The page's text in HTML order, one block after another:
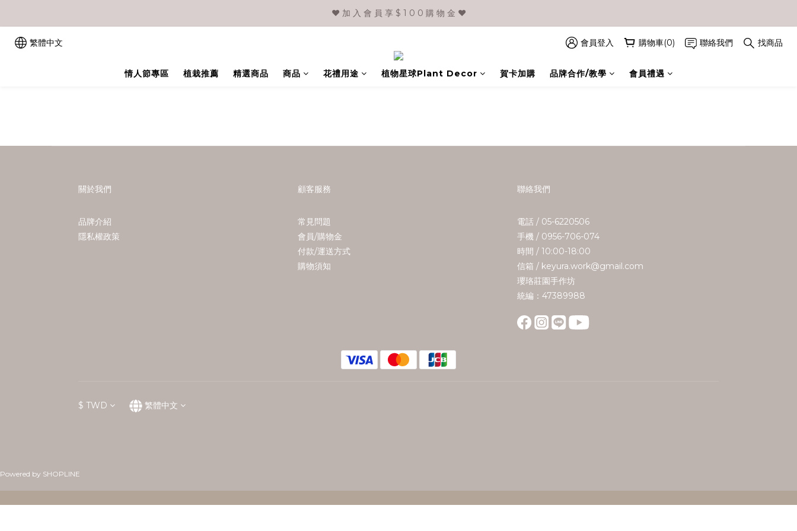
❤️ 加 入 會 員 享 $ 1 0 0 購 物 金 ❤️
繁體中文 會員登入 購物車(0) 聯絡我們 找商品
情人節專區 植栽推薦 精選商品 商品 花禮用途 植物星球Plant Decor 賀卡加購 品牌合作/教學 會員禮遇
關於我們
品牌介紹
隱私權政策
顧客服務
常見問題
會員/購物金
付款/運送方式
購物須知
聯絡我們
電話 / 05-6220506
手機 / 0956-706-074
時間 / 10:00-18:00
信箱 / keyura.work@gmail.com
瓔珞莊園手作坊
統編：47389988
$ TWD 繁體中文
Powered by SHOPLINE